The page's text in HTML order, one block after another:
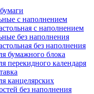
с наполнением
с наполнением
без наполнения
без наполнения
бумажного блока
перекидного календаря
канцелярских
без наполнения